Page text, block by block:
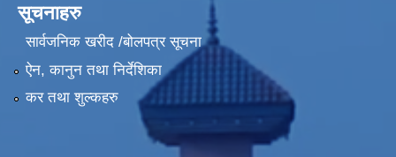
सूचनाहरु
सार्वजनिक खरीद /बोलपत्र सूचना
ऐन, कानुन तथा निर्देशिका
कर तथा शुल्कहरु